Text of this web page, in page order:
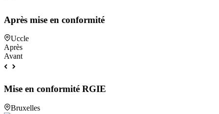
Après mise en conformité
Uccle
Après
Avant
Mise en conformité RGIE
Bruxelles